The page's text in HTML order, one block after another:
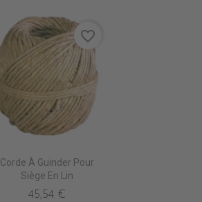
Corde À Guinder Pour
Siège En Lin
45,54 €
favorite_border